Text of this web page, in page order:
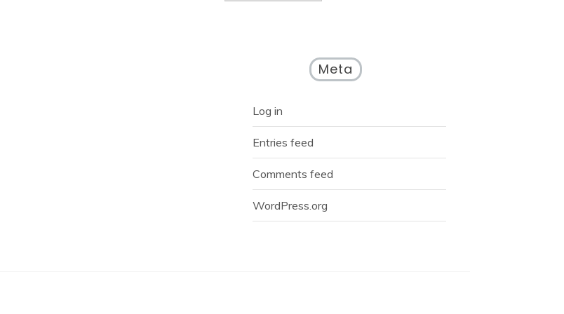
Meta
Log in
Entries feed
Comments feed
WordPress.org